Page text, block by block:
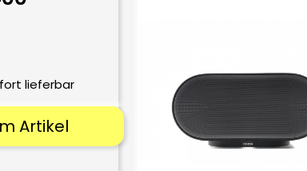
lieferbar
Artikel